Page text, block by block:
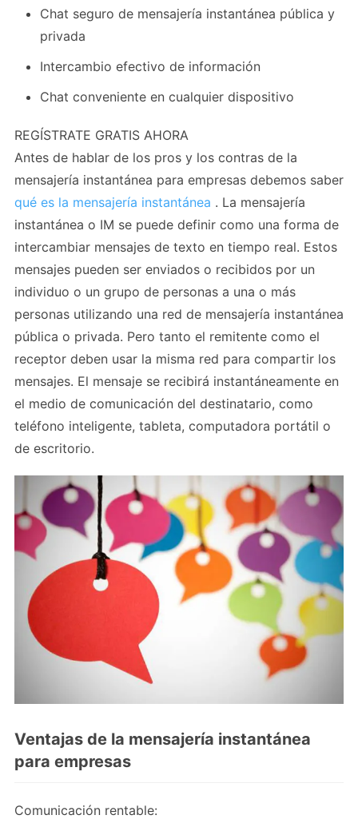
Chat seguro de mensajería instantánea pública y
privada
Intercambio efectivo de información
Chat conveniente en cualquier dispositivo
REGÍSTRATE GRATIS AHORA
Antes de hablar de los pros y los contras de la
mensajería instantánea para empresas debemos saber
qué es la mensajería instantánea . La mensajería
instantánea o IM se puede definir como una forma de
intercambiar mensajes de texto en tiempo real. Estos
mensajes pueden ser enviados o recibidos por un
individuo o un grupo de personas a una o más
personas utilizando una red de mensajería instantánea
pública o privada. Pero tanto el remitente como el
receptor deben usar la misma red para compartir los
mensajes. El mensaje se recibirá instantáneamente en
el medio de comunicación del destinatario, como
teléfono inteligente, tableta, computadora portátil o
de escritorio.
Ventajas de la mensajería instantánea
para empresas
Comunicación rentable: